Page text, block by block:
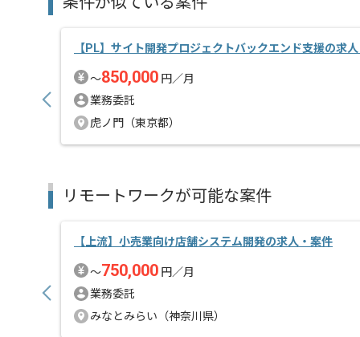
上流の経験を活かすことができます。
新しいアイディアや技術を積極的に導入し、
スキルアップされたい方、長期的に参画されたい方に
リモート作業を導入しております。
【PL】サイト開発プロジェクトバックエンド支援の求
〜850,000 円／月
業務委託
虎ノ門（東京都）
リモートワークが可能な案件
【上流】小売業向け店舗システム開発の求人・案件
〜750,000 円／月
業務委託
みなとみらい（神奈川県）